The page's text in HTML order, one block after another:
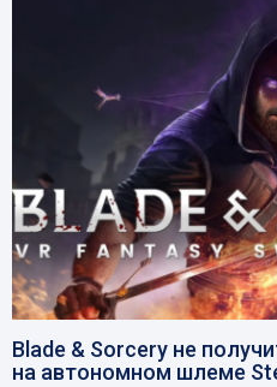
Blade & Sorcery не
на автономном шлеме